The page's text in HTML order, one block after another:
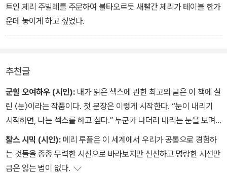
트인 체리 주빌레를 주문하여 불타오르듯 새빨간 체리가 테이블 한가
운데 놓이게 하고 싶었다.
추천글
군힐 오여하우 (시인): 내가 읽은 섹스에 관한 최고의 글은 이 책에 실
린 〈눈〉이라는 작품이다. 첫 문장은 이렇게 시작한다. “눈이 내리기
시작하면, 나는 섹스를 하고 싶다.” 누군가 나더러 내리는 눈을 보며
하고 싶은 것에 대한 문장을 적어보라고 했다면 나는 이렇게 썼을 것
이다. “눈이 내리기 시작하면, 나는 사색을 하고 싶다.” 눈과 섹스와
새와 묘비를 이처럼 우아하게 연결 짓는 작가를 나는 본 적이 없다. 메
찰스 시믹 (시인): 메리 루플은 이 세계에서 우리가 공통으로 경험하
는 것들을 종종 무력한 시선으로 바라보지만 신선하고 명랑한 시선만
큼은 잃는 법이 없다.